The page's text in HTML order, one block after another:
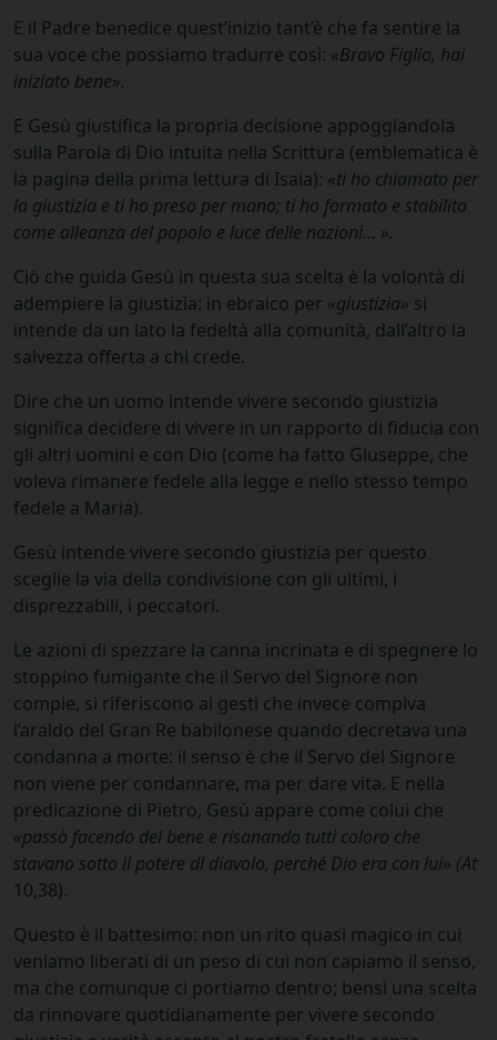
E il Padre benedice quest’inizio tant’è che fa sentire la
sua voce che possiamo tradurre così: «Bravo Figlio, hai
iniziato bene».
E Gesù giustifica la propria decisione appoggiandola
sulla Parola di Dio intuita nella Scrittura (emblematica è
la pagina della prima lettura di Isaia): «ti ho chiamato per
la giustizia e ti ho preso per mano; ti ho formato e stabilito
come alleanza del popolo e luce delle nazioni… ».
Ciò che guida Gesù in questa sua scelta è la volontà di
adempiere la giustizia: in ebraico per «giustizia» si
intende da un lato la fedeltà alla comunità, dall’altro la
salvezza offerta a chi crede.
Dire che un uomo intende vivere secondo giustizia
significa decidere di vivere in un rapporto di fiducia con
gli altri uomini e con Dio (come ha fatto Giuseppe, che
voleva rimanere fedele alla legge e nello stesso tempo
fedele a Maria).
Gesù intende vivere secondo giustizia per questo
sceglie la via della condivisione con gli ultimi, i
disprezzabili, i peccatori.
Le azioni di spezzare la canna incrinata e di spegnere lo
stoppino fumigante che il Servo del Signore non
compie, si riferiscono ai gesti che invece compiva
l’araldo del Gran Re babilonese quando decretava una
condanna a morte: il senso è che il Servo del Signore
non viene per condannare, ma per dare vita. E nella
predicazione di Pietro, Gesù appare come colui che
«passò facendo del bene e risanando tutti coloro che
stavano sotto il potere dl diavolo, perché Dio era con lui» (At
10,38).
Questo è il battesimo: non un rito quasi magico in cui
veniamo liberati di un peso di cui non capiamo il senso,
ma che comunque ci portiamo dentro; bensì una scelta
da rinnovare quotidianamente per vivere secondo